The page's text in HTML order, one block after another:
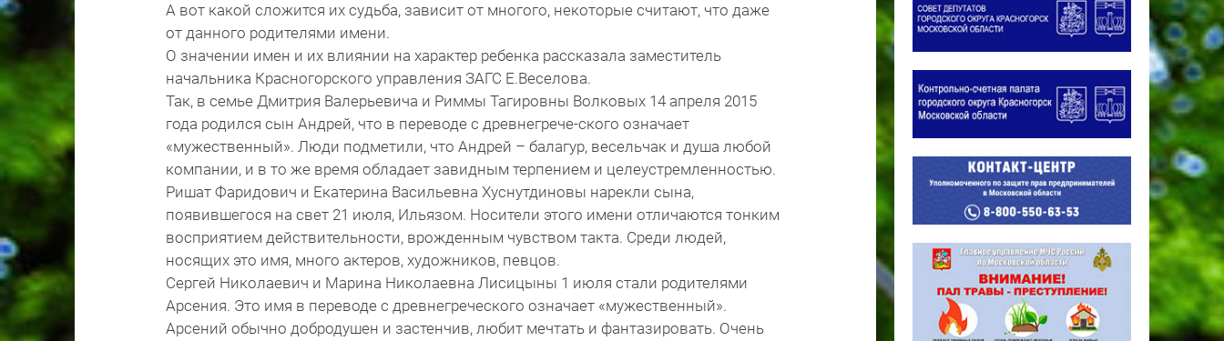
А вот какой сложится их судьба, зависит от многого, некоторые считают, что даже
от данного родителями имени.
О значении имен и их влиянии на характер ребенка рассказала заместитель
начальника Красногорского управления ЗАГС Е.Веселова.
Так, в семье Дмитрия Валерьевича и Риммы Тагировны Волковых 14 апреля 2015
года родился сын Андрей, что в переводе с древнегрече-ского означает
«мужественный». Люди подметили, что Андрей – балагур, весельчак и душа любой
компании, и в то же время обладает завидным терпением и целеустремленностью.
Ришат Фаридович и Екатерина Васильевна Хуснутдиновы нарекли сына,
появившегося на свет 21 июля, Ильязом. Носители этого имени отличаются тонким
восприятием действительности, врожденным чувством такта. Среди людей,
носящих это имя, много актеров, художников, певцов.
Сергей Николаевич и Марина Николаевна Лисицыны 1 июля стали родителями
Арсения. Это имя в переводе с древнегреческого означает «мужественный».
Арсений обычно добродушен и застенчив, любит мечтать и фантазировать. Очень